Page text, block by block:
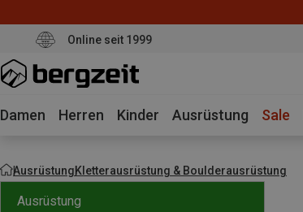
Online seit 1999
Damen Herren Kinder Ausrüstung Sale
AusrüstungKletterausrüstung & Boulderausrüstung
Ausrüstung